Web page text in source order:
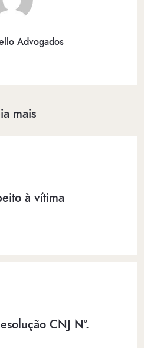
Advogados
mais
à vítima
CNJ Nº.